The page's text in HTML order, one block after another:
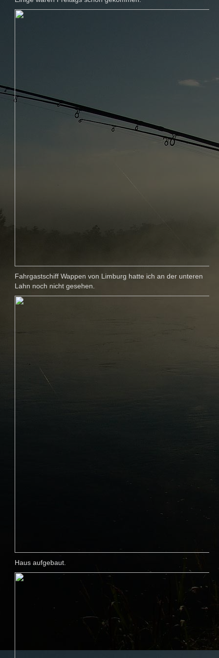
Fahrgastschiff Wappen von Limburg hatte ich an der unteren
Lahn noch nicht gesehen.
Haus aufgebaut.